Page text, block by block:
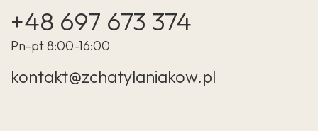
+48 697 673 374
Pn-pt 8:00-16:00
kontakt@zchatylaniakow.pl